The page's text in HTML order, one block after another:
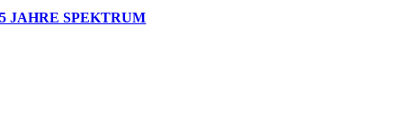
5 JAHRE SPEKTRUM